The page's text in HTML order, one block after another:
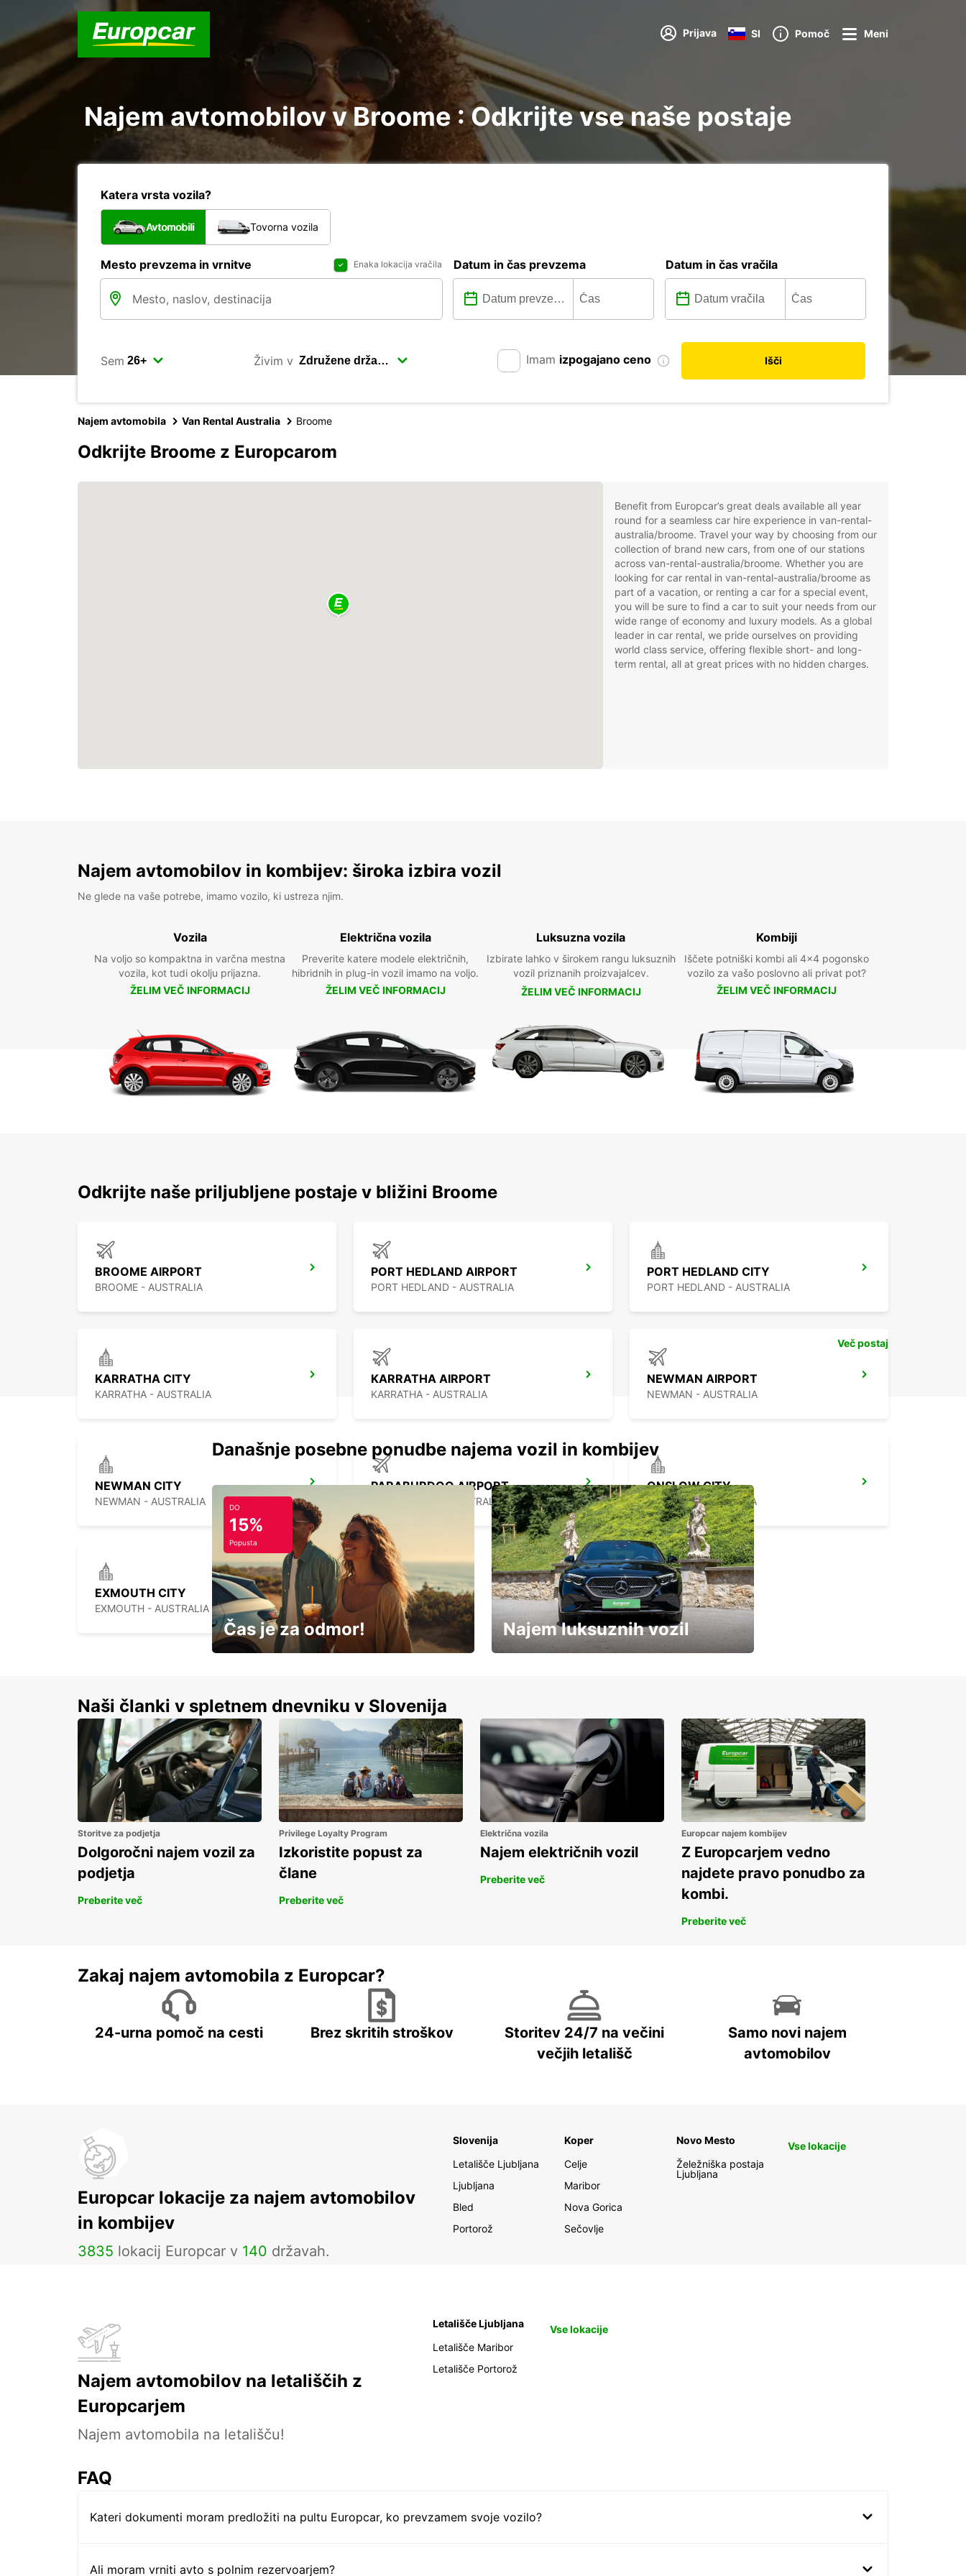
Prijava SI Pomoč Meni
Najem avtomobilov v Broome : Odkrijte vse naše postaje
Katera vrsta vozila?
Avtomobili Tovorna vozila
Mesto prevzema in vrnitve Enaka lokacija vračila Datum in čas prevzema Datum in čas vračila
Sem Živim v Imam izpogajano ceno Išči
Najem avtomobila Van Rental Australia Broome
Odkrijte Broome z Europcarom
Benefit from Europcar’s great deals available all year
round for a seamless car hire experience in van-rental-
australia/broome. Travel your way by choosing from our
collection of brand new cars, from one of our stations
across van-rental-australia/broome. Whether you are
looking for car rental in van-rental-australia/broome as
part of a vacation, or renting a car for a special event,
you will be sure to find a car to suit your needs from our
wide range of economy and luxury models. As a global
leader in car rental, we pride ourselves on providing
world class service, offering flexible short- and long-
term rental, all at great prices with no hidden charges.
Najem avtomobilov in kombijev: široka izbira vozil
Ne glede na vaše potrebe, imamo vozilo, ki ustreza njim.
Vozila
Na voljo so kompaktna in varčna mestna
vozila, kot tudi okolju prijazna.
ŽELIM VEČ INFORMACIJ
Električna vozila
Preverite katere modele električnih,
hibridnih in plug-in vozil imamo na voljo.
ŽELIM VEČ INFORMACIJ
Luksuzna vozila
Izbirate lahko v širokem rangu luksuznih
vozil priznanih proizvajalcev.
ŽELIM VEČ INFORMACIJ
Kombiji
Iščete potniški kombi ali 4x4 pogonsko
vozilo za vašo poslovno ali privat pot?
ŽELIM VEČ INFORMACIJ
Odkrijte naše priljubljene postaje v bližini Broome
BROOME AIRPORT
BROOME - AUSTRALIA
PORT HEDLAND AIRPORT
PORT HEDLAND - AUSTRALIA
PORT HEDLAND CITY
PORT HEDLAND - AUSTRALIA
KARRATHA CITY
KARRATHA - AUSTRALIA
KARRATHA AIRPORT
KARRATHA - AUSTRALIA
NEWMAN AIRPORT
NEWMAN - AUSTRALIA
NEWMAN CITY
NEWMAN - AUSTRALIA
PARABURDOO AIRPORT
PARABURDOO - AUSTRALIA
ONSLOW CITY
ONSLOW - AUSTRALIA
EXMOUTH CITY
EXMOUTH - AUSTRALIA
Več postaj
Današnje posebne ponudbe najema vozil in kombijev
DO
15%
Popusta
Čas je za odmor! Najem luksuznih vozil
Naši članki v spletnem dnevniku v Slovenija
Storitve za podjetja
Dolgoročni najem vozil za
podjetja
Preberite več
Privilege Loyalty Program
Izkoristite popust za
člane
Preberite več
Električna vozila
Najem električnih vozil
Preberite več
Europcar najem kombijev
Z Europcarjem vedno
najdete pravo ponudbo za
kombi.
Preberite več
Zakaj najem avtomobila z Europcar?
24-urna pomoč na cesti Brez skritih stroškov
Storitev 24/7 na večini
večjih letališč
Samo novi najem
avtomobilov
Europcar lokacije za najem avtomobilov
in kombijev
3835 lokacij Europcar v 140 državah.
Slovenija
Letališče Ljubljana
Ljubljana
Bled
Portorož
Koper
Celje
Maribor
Nova Gorica
Sečovlje
Novo Mesto
Želežniška postaja
Ljubljana
Vse lokacije
Najem avtomobilov na letališčih z
Europcarjem
Najem avtomobila na letališču!
Letališče Ljubljana
Letališče Maribor
Letališče Portorož
Vse lokacije
FAQ
Kateri dokumenti moram predložiti na pultu Europcar, ko prevzamem svoje vozilo?
Ali moram vrniti avto s polnim rezervoarjem?